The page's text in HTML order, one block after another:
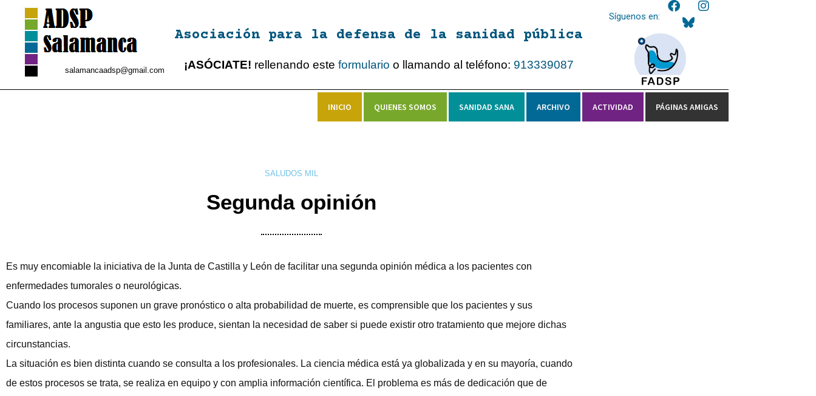
salamancaadsp@gmail.com
Asociación para la defensa de la sanidad pública
¡ASÓCIATE! rellenando esteformulario o llamando al teléfono: 913339087
Síguenos en:
INICIO QUIENES SOMOS SANIDAD SANA ARCHIVO ACTIVIDAD PÁGINAS AMIGAS
SALUDOS MIL
Segunda opinión
Es muy encomiable la iniciativa de la Junta de Castilla y León de facilitar una segunda opinión médica a los pacientes con
enfermedades tumorales o neurológicas.
Cuando los procesos suponen un grave pronóstico o alta probabilidad de muerte, es comprensible que los pacientes y sus
familiares, ante la angustia que esto les produce, sientan la necesidad de saber si puede existir otro tratamiento que mejore dichas
circunstancias.
La situación es bien distinta cuando se consulta a los profesionales. La ciencia médica está ya globalizada y en su mayoría, cuando
de estos procesos se trata, se realiza en equipo y con amplia información científica. El problema es más de dedicación que de